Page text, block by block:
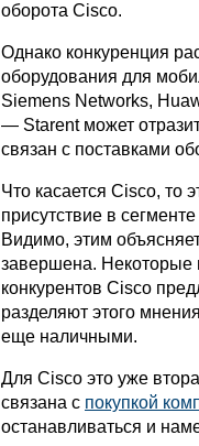
оборота Cisco.
Однако конкуренция
оборудования для
Siemens Networks,
— Starent может
связан с поставками
Что касается Cisco, то
присутствие в
Видимо, этим
завершена. Некоторые
конкурентов Cisco
разделяют этого
еще наличными.
Для Cisco это уже
связана с покупкой
останавливаться и